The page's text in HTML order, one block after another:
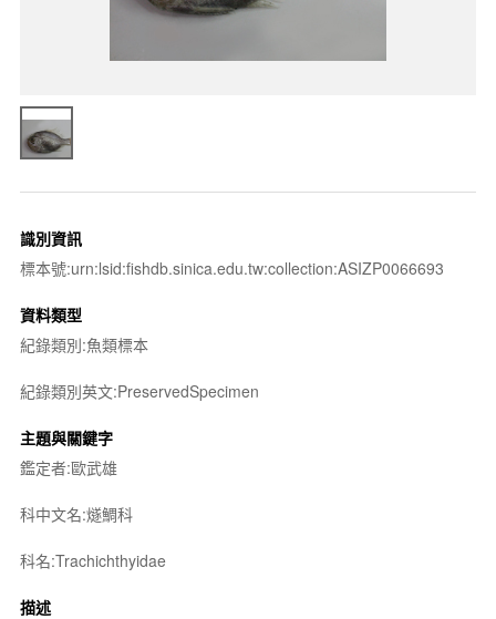
識別資訊
標本號:urn:lsid:fishdb.sinica.edu.tw:collection:ASIZP0066693
資料類型
紀錄類別:魚類標本
紀錄類別英文:PreservedSpecimen
主題與關鍵字
鑑定者:歐武雄
科中文名:燧鯛科
科名:Trachichthyidae
描述